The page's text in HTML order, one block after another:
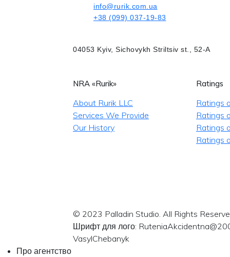
info@rurik.com.ua
+38 (099) 037-19-83
04053 Kyiv, Sichovykh Striltsiv st., 52-A
NRA «Rurik»
About Rurik LLC
Services We Provide
Our History
Ratings
Ratings
Ratings
Ratings
Ratings
© 2023 Palladin Studio. All Rights
Шрифт для лого:
VasylChebanyk
Про агентство